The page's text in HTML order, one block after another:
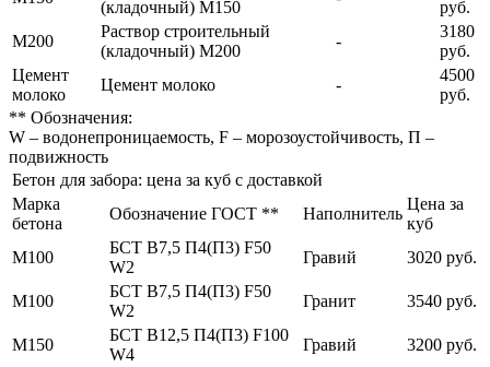
(кладочный) М150
руб.
М200
Раствор строительный
(кладочный) М200
-
3180
руб.
Цемент
молоко
Цемент молоко -
4500
руб.
** Обозначения:
W – водонепроницаемость, F – морозоустойчивость, П –
подвижность
Бетон для забора: цена за куб с доставкой
Марка
бетона
Обозначение ГОСТ ** Наполнитель
Цена за
куб
М100
БСТ В7,5 П4(П3) F50
W2
Гравий 3020 руб.
М100
БСТ В7,5 П4(П3) F50
W2
Гранит 3540 руб.
М150
БСТ В12,5 П4(П3) F100
W4
Гравий 3200 руб.